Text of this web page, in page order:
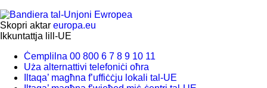
Skopri aktar europa.eu
Ikkuntattja lill-UE
Ċemplilna 00 800 6 7 8 9 10 11
Uża alternattivi telefoniċi oħra
Iltaqa’ magħna f’uffiċċju lokali tal-UE